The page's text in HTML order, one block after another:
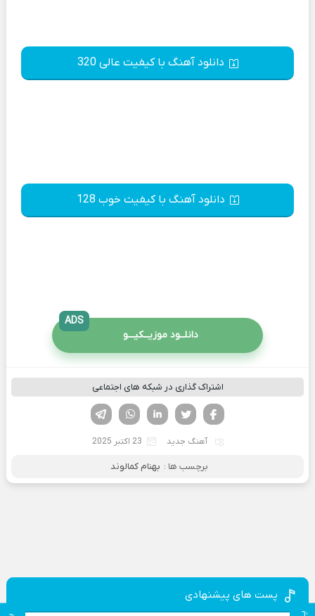
دانلود آهنگ با کیفیت عالی 320
دانلود آهنگ با کیفیت خوب 128
دانلــود موزیــکیـــو
ADS
اشتراک گذاری در شبکه های اجتماعی
لینکدین تویتر
فیسوک
آهنگ جدید 23 اکتبر 2025
برچسب ها : بهنام کمالوند
پست های پیشنهادی